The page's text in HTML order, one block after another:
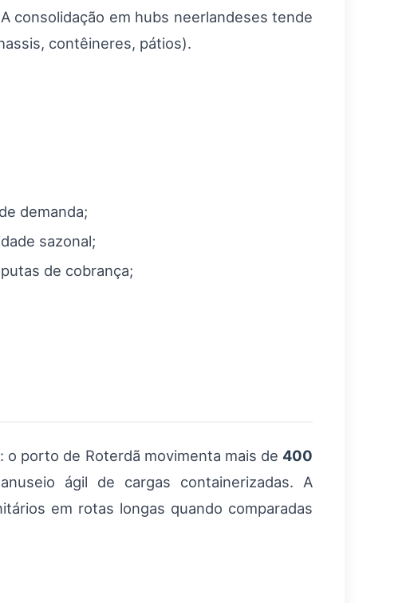
consolidação em hubs neerlandeses tende
contêineres, pátios).
demanda;
sazonal;
de cobrança;
porto de Roterdã movimenta mais de 400
ágil de cargas containerizadas. A
em rotas longas quando comparadas